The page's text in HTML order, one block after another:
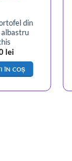
din
lei
ÎN COȘ